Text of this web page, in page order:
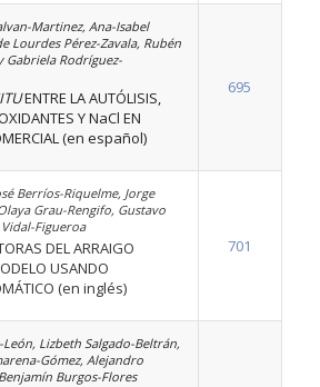
Martinez, Ana-Isabel
Lourdes Pérez-Zavala, Rubén
Gabriela Rodríguez-
ENTRE LA AUTÓLISIS,
Y NaCl EN
(en español)
695
Berríos-Riquelme, Jorge
Grau-Rengifo, Gustavo
Figueroa
DEL ARRAIGO
USANDO
(en inglés)
701
León, Lizbeth Salgado-Beltrán,
Gómez, Alejandro
Burgos-Flores